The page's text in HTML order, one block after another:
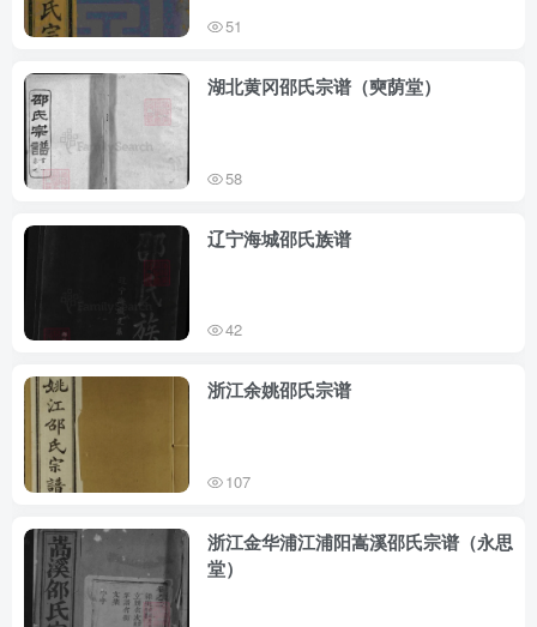
51
湖北黄冈邵氏宗谱（奭荫堂）
58
辽宁海城邵氏族谱
42
浙江余姚邵氏宗谱
107
浙江金华浦江浦阳嵩溪邵氏宗谱（永思
堂）